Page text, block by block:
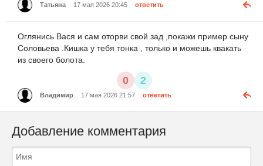
Татьяна 17 мая 2026 20:45 ответить
Оглянись Вася и сам оторви свой зад ,покажи пример сыну
Соловьева .Кишка у тебя тонка , только и можешь квакать
из своего болота.
0 2
Владимир 17 мая 2026 21:57 ответить
Добавление комментария